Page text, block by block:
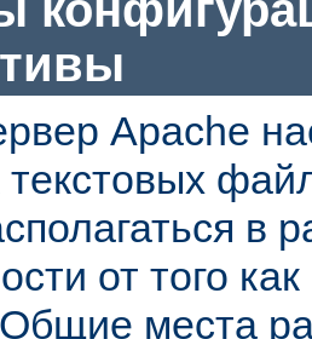
Apache
текстовых
в
от того
места